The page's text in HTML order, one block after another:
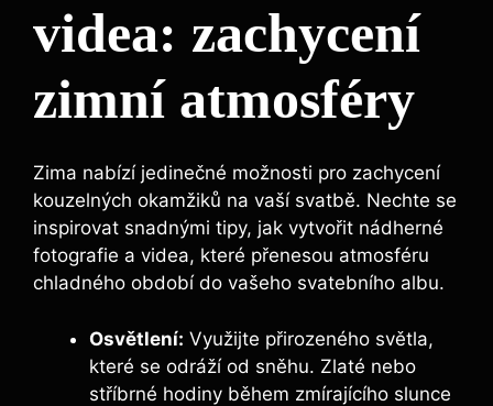
videa: zachycení
zimní atmosféry
Zima nabízí jedinečné možnosti pro zachycení
kouzelných okamžiků na vaší svatbě. Nechte se
inspirovat snadnými tipy, jak vytvořit nádherné
fotografie a videa, které přenesou atmosféru
chladného období do vašeho svatebního albu.
Osvětlení: Využijte přirozeného světla,
které se odráží od sněhu. Zlaté nebo
stříbrné hodiny během zmírajícího slunce